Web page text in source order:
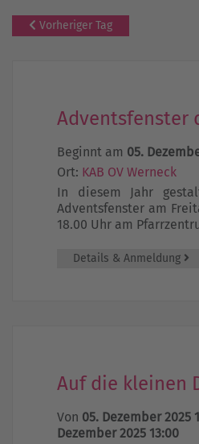
Vorheriger Tag
Adventsfenster
Beginnt am 05.
Ort: KAB OV Werneck
In diesem Jahr
Adventsfenster am
18.00 Uhr am
Details & Anmeldung
Auf die kleinen
Von 05. Dezember 2025
Dezember 2025 13:00